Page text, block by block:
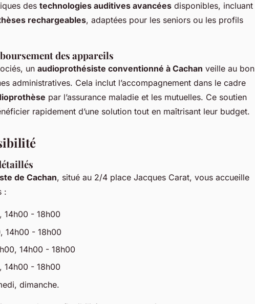
des technologies auditives avancées disponibles, incluant
rechargeables, adaptées pour les seniors ou les profils
des appareils
un audioprothésiste conventionné à Cachan veille au bon
administratives. Cela inclut l’accompagnement dans le cadre
par l’assurance maladie et les mutuelles. Ce soutien
rapidement d’une solution tout en maîtrisant leur budget.
de Cachan, situé au 2/4 place Jacques Carat, vous accueille
:
14h00 - 18h00
14h00 - 18h00
14h00 - 18h00
14h00 - 18h00
dimanche.